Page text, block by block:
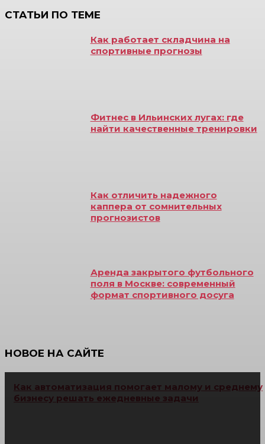
СТАТЬИ ПО ТЕМЕ
Как работает складчина на
спортивные прогнозы
Фитнес в Ильинских лугах: где
найти качественные тренировки
Как отличить надежного
каппера от сомнительных
прогнозистов
Аренда закрытого футбольного
поля в Москве: современный
формат спортивного досуга
НОВОЕ НА САЙТЕ
Как автоматизация помогает малому и среднему
бизнесу решать ежедневные задачи